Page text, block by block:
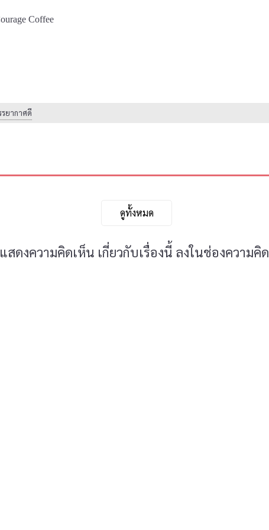
Coffee
รยากาศดี
ดูทั้งหมด
สดงความคิดเห็น เกี่ยวกับเรื่องนี้ ลงในช่องความคิ